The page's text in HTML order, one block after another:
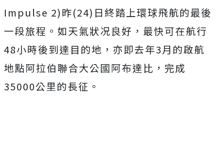
Impulse 2)昨(24)日終踏上環球飛航的最後
一段旅程。如天氣狀况良好，最快可在航行
48小時後到達目的地，亦即去年3月的啟航
地點阿拉伯聯合大公國阿布達比，完成
35000公里的長征。